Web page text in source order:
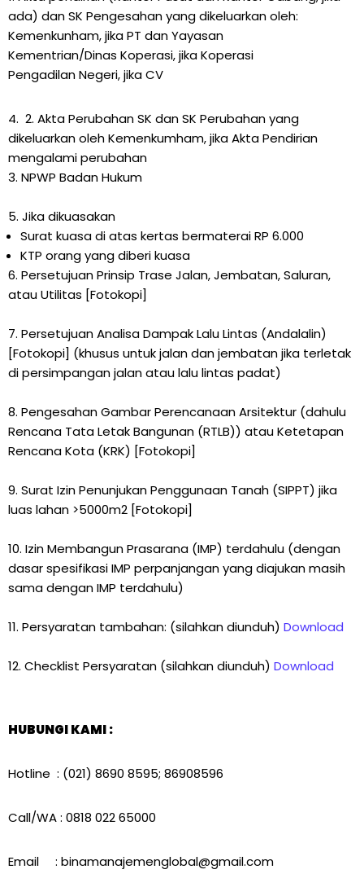
ada) dan SK Pengesahan yang dikeluarkan oleh:
Kemenkunham, jika PT dan Yayasan
Kementrian/Dinas Koperasi, jika Koperasi
Pengadilan Negeri, jika CV
4. 2. Akta Perubahan SK dan SK Perubahan yang
dikeluarkan oleh Kemenkumham, jika Akta Pendirian
mengalami perubahan
3. NPWP Badan Hukum
5. Jika dikuasakan
Surat kuasa di atas kertas bermaterai RP 6.000
KTP orang yang diberi kuasa
6. Persetujuan Prinsip Trase Jalan, Jembatan, Saluran,
atau Utilitas [Fotokopi]
7. Persetujuan Analisa Dampak Lalu Lintas (Andalalin)
[Fotokopi] (khusus untuk jalan dan jembatan jika terletak
di persimpangan jalan atau lalu lintas padat)
8. Pengesahan Gambar Perencanaan Arsitektur (dahulu
Rencana Tata Letak Bangunan (RTLB)) atau Ketetapan
Rencana Kota (KRK) [Fotokopi]
9. Surat Izin Penunjukan Penggunaan Tanah (SIPPT) jika
luas lahan >5000m2 [Fotokopi]
10. Izin Membangun Prasarana (IMP) terdahulu (dengan
dasar spesifikasi IMP perpanjangan yang diajukan masih
sama dengan IMP terdahulu)
11. Persyaratan tambahan: (silahkan diunduh) Download
12. Checklist Persyaratan (silahkan diunduh) Download
HUBUNGI KAMI :
Hotline : (021) 8690 8595; 86908596
Call/WA : 0818 022 65000
Email : binamanajemenglobal@gmail.com